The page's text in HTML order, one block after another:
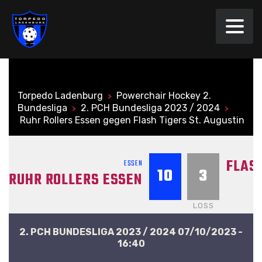
Torpedo Ladenburg > Powerchair Hockey 2.
Bundesliga
> 2. PCH Bundesliga 2023 / 2024 >
Ruhr Rollers Essen gegen Flash Tigers St. Augustin
ESSEN
RUHR ROLLERS ESSEN 10 3
LOSS
2. PCH BUNDESLIGA 2023 / 2024 07/10/2023 -
16:40